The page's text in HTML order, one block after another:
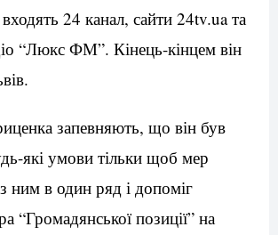
24 канал, сайти 24tv.ua та
“Люкс ФМ”. Кінець-кінцем він
запевняють, що він був
які умови тільки щоб мер
ним в один ряд і допоміг
“Громадянської позиції” на